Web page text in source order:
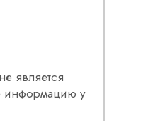
является
информацию у